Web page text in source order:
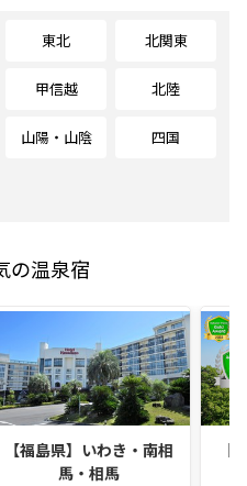
東北 北関東
甲信越 北陸
山陽・山陰 四国
の温泉宿
【福島県】いわき・南相
馬・相馬
【